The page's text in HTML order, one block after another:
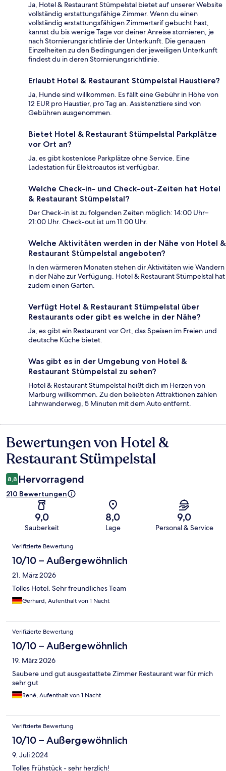
Ja, Hotel & Restaurant Stümpelstal bietet auf unserer Website
vollständig erstattungsfähige Zimmer. Wenn du einen
vollständig erstattungsfähigen Zimmertarif gebucht hast,
kannst du bis wenige Tage vor deiner Anreise stornieren, je
nach Stornierungsrichtlinie der Unterkunft. Die genauen
Einzelheiten zu den Bedingungen der jeweiligen Unterkunft
findest du in deren Stornierungsrichtlinie.
Erlaubt Hotel & Restaurant Stümpelstal Haustiere?
Ja, Hunde sind willkommen. Es fällt eine Gebühr in Höhe von
12 EUR pro Haustier, pro Tag an. Assistenztiere sind von
Gebühren ausgenommen.
Bietet Hotel & Restaurant Stümpelstal Parkplätze
vor Ort an?
Ja, es gibt kostenlose Parkplätze ohne Service. Eine
Ladestation für Elektroautos ist verfügbar.
Welche Check-in- und Check-out-Zeiten hat Hotel
& Restaurant Stümpelstal?
Der Check-in ist zu folgenden Zeiten möglich: 14:00 Uhr–
21:00 Uhr. Check-out ist um 11:00 Uhr.
Welche Aktivitäten werden in der Nähe von Hotel &
Restaurant Stümpelstal angeboten?
In den wärmeren Monaten stehen dir Aktivitäten wie Wandern
in der Nähe zur Verfügung. Hotel & Restaurant Stümpelstal hat
zudem einen Garten.
Verfügt Hotel & Restaurant Stümpelstal über
Restaurants oder gibt es welche in der Nähe?
Ja, es gibt ein Restaurant vor Ort, das Speisen im Freien und
deutsche Küche bietet.
Was gibt es in der Umgebung von Hotel &
Restaurant Stümpelstal zu sehen?
Hotel & Restaurant Stümpelstal heißt dich im Herzen von
Marburg willkommen. Zu den beliebten Attraktionen zählen
Lahnwanderweg, 5 Minuten mit dem Auto entfernt.
Bewertungen
Bewertungen von Hotel &
Restaurant Stümpelstal
8,8 Hervorragend
210 Bewertungen
9,0
Sauberkeit
8,0
Lage
9,0
Personal & Service
Bewertungen
Verifizierte Bewertung
10/10 – Außergewöhnlich
21. März 2026
Tolles Hotel. Sehr freundliches Team
Gerhard, Aufenthalt von 1 Nacht
Verifizierte Bewertung
10/10 – Außergewöhnlich
19. März 2026
Saubere und gut ausgestattete Zimmer Restaurant war für mich
sehr gut
René, Aufenthalt von 1 Nacht
Verifizierte Bewertung
10/10 – Außergewöhnlich
9. Juli 2024
Tolles Frühstück - sehr herzlich!